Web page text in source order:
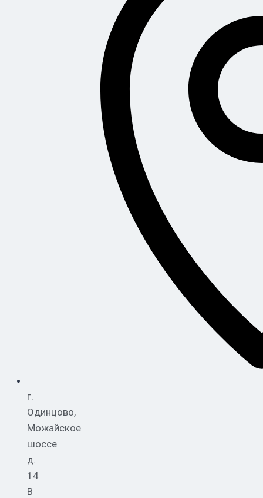
г.
Одинцово,
Можайское
шоссе
д.
14
В